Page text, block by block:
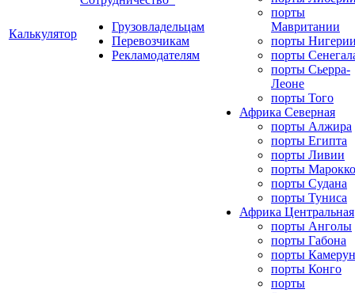
Калькулятор
Грузовладельцам
Перевозчикам
Рекламодателям
порты
Мавритании
порты
порты
порты Сьерра-
Леоне
порты Того
Африка Северная
порты Алжира
порты Египта
порты Ливии
порты Марокко
порты Судана
порты Туниса
Африка Центральная
порты Анголы
порты Габона
порты
порты Конго
порты